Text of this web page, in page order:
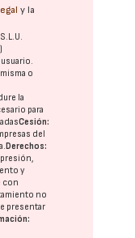
y la
o
la
para
Cesión:
del
Derechos:
y
con
no
presentar